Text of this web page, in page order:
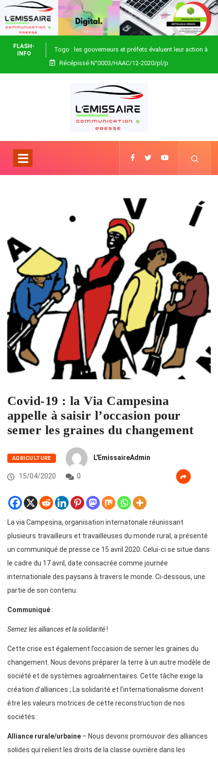
FLASH-
INFO
Togo : les gouverneurs et préfets évaluent leur action à
Blitta
Récépissé N°0003/HAAC/12-2020/pl/p
Covid-19 : la Via Campesina
appelle à saisir l’occasion pour
semer les graines du changement
AGRICULTURE L'EmissaireAdmin
15/04/2020 0
La via Campesina, organisation internatonale réunissant
plusieurs travailleurs et travailleuses du monde rural, a présenté
un communiqué de presse ce 15 avril 2020. Celui-ci se situe dans
le cadre du 17 avril, date consacrée comme journée
internationale des paysans à travers le monde. Ci-dessous, une
partie de son contenu.
Communiqué :
Semez les alliances et la solidarité!
Cette crise est également l’occasion de semer les graines du
changement. Nous devons préparer la terre à un autre modèle de
société et de systèmes agroalimentaires. Cette tâche exige la
création d’alliances ; La solidarité et l’internationalisme doivent
être les valeurs motrices de cette reconstruction de nos
sociétés :
Alliance rurale/urbaine – Nous devons promouvoir des alliances
solides qui relient les droits de la classe ouvrière dans les